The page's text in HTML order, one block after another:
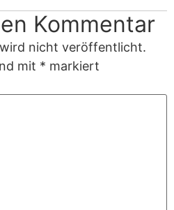
Kommentar
nicht veröffentlicht.
mit * markiert